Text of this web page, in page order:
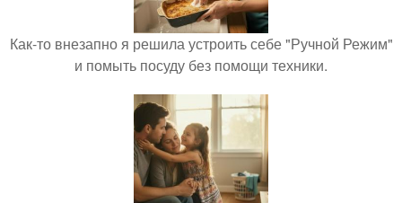
Как-то внезапно я решила устроить себе "Ручной Режим"
и помыть посуду без помощи техники.